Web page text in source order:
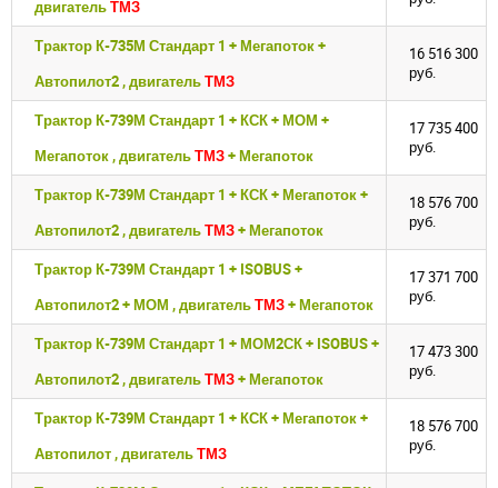
двигательТМЗ
Трактор К-735М Стандарт 1 + Мегапоток +
Автопилот2 , двигательТМЗ
16 516 300
руб.
Трактор К-739М Стандарт 1 + КСК + МОМ +
Мегапоток , двигательТМЗ+ Мегапоток
17 735 400
руб.
Трактор К-739М Стандарт 1 + КСК + Мегапоток +
Автопилот2 , двигательТМЗ+ Мегапоток
18 576 700
руб.
Трактор К-739М Стандарт 1 + ISOBUS +
Автопилот2 + МОМ , двигательТМЗ+ Мегапоток
17 371 700
руб.
Трактор К-739М Стандарт 1 + МОМ2СК + ISOBUS +
Автопилот2 , двигательТМЗ+ Мегапоток
17 473 300
руб.
Трактор К-739М Стандарт 1 + КСК + Мегапоток +
Автопилот , двигательТМЗ
18 576 700
руб.
Войдите
Для входа на сайт, введите ваш логин и пароль
Забыли пароль?
С возвращением!
Авторизуйтесь на сайте
введите свой логин и пароль
ВОЙТИ
Войдите
Для входа на сайт, введите ваш логин и пароль
Забыли пароль?
С возвращением!
Авторизуйтесь на сайте
введите свой логин и пароль
ВОЙТИ